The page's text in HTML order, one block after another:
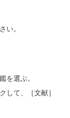
い。
を選ぶ。
して、［文献］